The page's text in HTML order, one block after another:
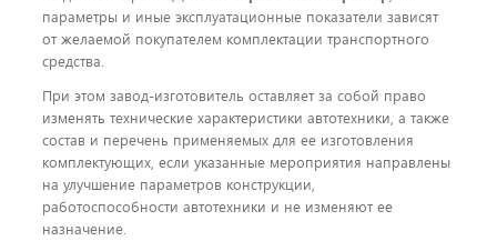
параметры и иные эксплуатационные показатели зависят
от желаемой покупателем комплектации транспортного
средства.
При этом завод-изготовитель оставляет за собой право
изменять технические характеристики автотехники, а также
состав и перечень применяемых для ее изготовления
комплектующих, если указанные мероприятия направлены
на улучшение параметров конструкции,
работоспособности автотехники и не изменяют ее
назначение.